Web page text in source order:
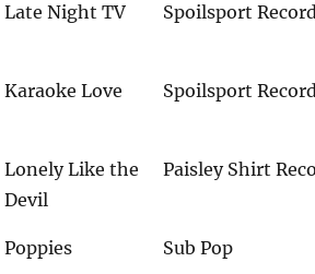
Late Night TV Spoilsport
Karaoke Love Spoilsport
Lonely Like the
Devil
Paisley Shirt
Poppies Sub Pop